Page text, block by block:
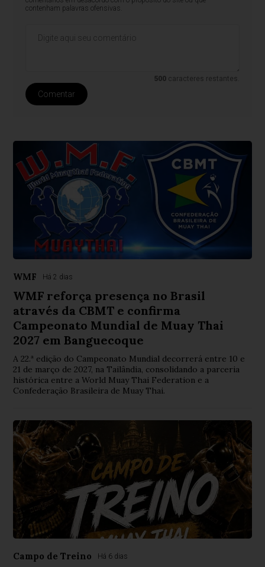
contenham palavras ofensivas.
500 caracteres restantes.
Comentar
WMF Há 2 dias
WMF reforça presença no Brasil
através da CBMT e confirma
Campeonato Mundial de Muay Thai
2027 em Banguecoque
A 22.ª edição do Campeonato Mundial decorrerá entre 10 e
21 de março de 2027, na Tailândia, consolidando a parceria
histórica entre a World Muay Thai Federation e a
Confederação Brasileira de Muay Thai.
Campo de Treino Há 6 dias